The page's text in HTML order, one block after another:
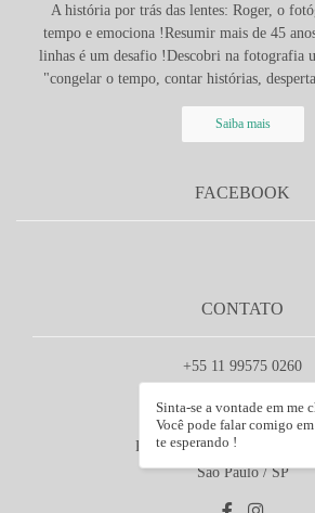
A história por trás das lentes: Roger, o
tempo e emociona !Resumir mais de 45
linhas é um desafio !Descobri na fotografia
"congelar o tempo, contar histórias,
Saiba mais
FACEBOOK
CONTATO
+55 11 99575 0260
Rua Santo Amaro, 380 - Bela
São Paulo / SP
Sinta-se a vontade em me
Você pode falar comigo
te esperando !